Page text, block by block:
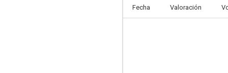
Fecha Valoración